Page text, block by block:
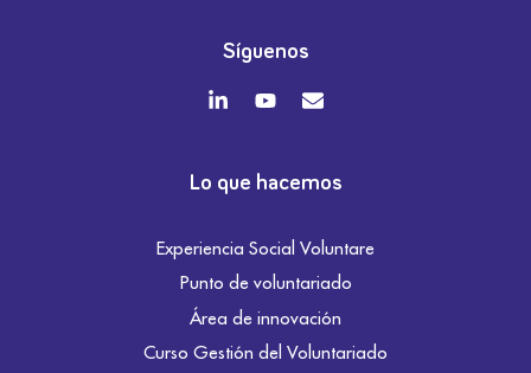
Síguenos
Lo que hacemos
Experiencia Social Voluntare
Punto de voluntariado
Área de innovación
Curso Gestión del Voluntariado